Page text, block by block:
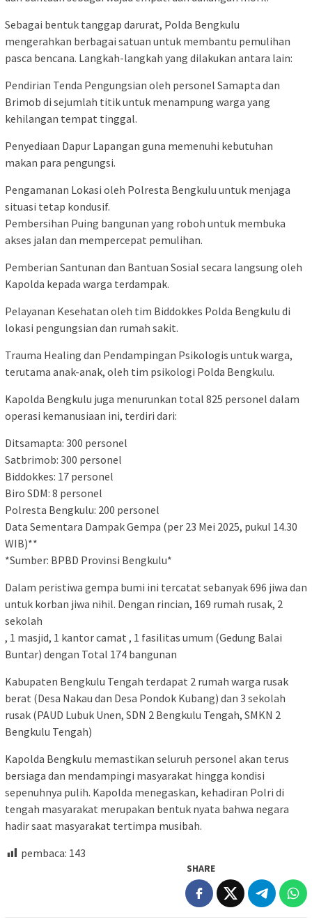
Sebagai bentuk tanggap darurat, Polda Bengkulu
mengerahkan berbagai satuan untuk membantu pemulihan
pasca bencana. Langkah-langkah yang dilakukan antara lain:
Pendirian Tenda Pengungsian oleh personel Samapta dan
Brimob di sejumlah titik untuk menampung warga yang
kehilangan tempat tinggal.
Penyediaan Dapur Lapangan guna memenuhi kebutuhan
makan para pengungsi.
Pengamanan Lokasi oleh Polresta Bengkulu untuk menjaga
situasi tetap kondusif.
Pembersihan Puing bangunan yang roboh untuk membuka
akses jalan dan mempercepat pemulihan.
Pemberian Santunan dan Bantuan Sosial secara langsung oleh
Kapolda kepada warga terdampak.
Pelayanan Kesehatan oleh tim Biddokkes Polda Bengkulu di
lokasi pengungsian dan rumah sakit.
Trauma Healing dan Pendampingan Psikologis untuk warga,
terutama anak-anak, oleh tim psikologi Polda Bengkulu.
Kapolda Bengkulu juga menurunkan total 825 personel dalam
operasi kemanusiaan ini, terdiri dari:
Ditsamapta: 300 personel
Satbrimob: 300 personel
Biddokkes: 17 personel
Biro SDM: 8 personel
Polresta Bengkulu: 200 personel
Data Sementara Dampak Gempa (per 23 Mei 2025, pukul 14.30
WIB)**
*Sumber: BPBD Provinsi Bengkulu*
Dalam peristiwa gempa bumi ini tercatat sebanyak 696 jiwa dan
untuk korban jiwa nihil. Dengan rincian, 169 rumah rusak, 2
sekolah
, 1 masjid, 1 kantor camat , 1 fasilitas umum (Gedung Balai
Buntar) dengan Total 174 bangunan
Kabupaten Bengkulu Tengah terdapat 2 rumah warga rusak
berat (Desa Nakau dan Desa Pondok Kubang) dan 3 sekolah
rusak (PAUD Lubuk Unen, SDN 2 Bengkulu Tengah, SMKN 2
Bengkulu Tengah)
Kapolda Bengkulu memastikan seluruh personel akan terus
bersiaga dan mendampingi masyarakat hingga kondisi
sepenuhnya pulih. Kapolda menegaskan, kehadiran Polri di
tengah masyarakat merupakan bentuk nyata bahwa negara
hadir saat masyarakat tertimpa musibah.
pembaca: 143
SHARE